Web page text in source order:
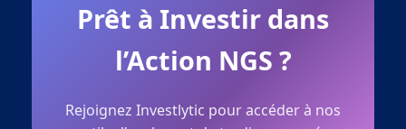
Prêt à Investir dans
l’Action NGS ?
Rejoignez Investlytic pour accéder à nos